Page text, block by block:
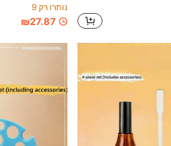
נותרו רק 9
₪27.87